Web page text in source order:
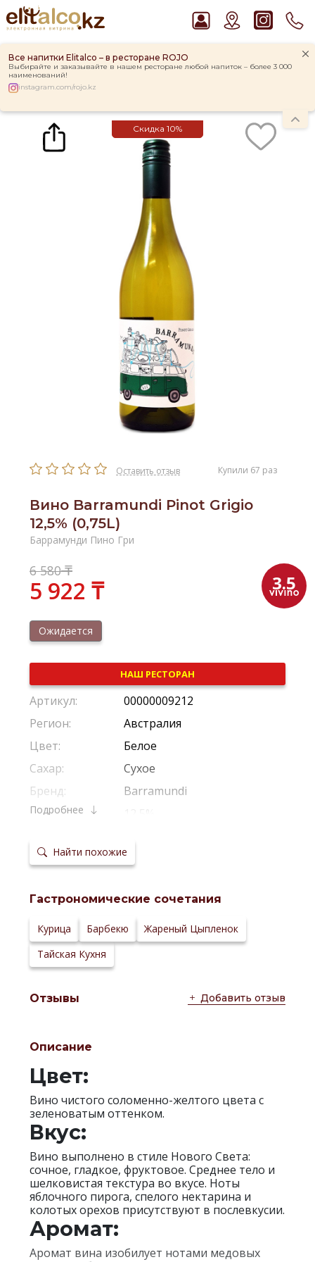
Все напитки Elitalco – в ресторане ROJO
Выбирайте и заказывайте в нашем ресторане любой напиток – более 3 000
наименований!
instagram.com/rojo.kz
Рекомендуем
Водка Smirnoff Red Vodka 37,5%
Джин Gordon`s London Dry Gin 37,5%
Виски Talisker 10 YO Malt 45,8% in Box
Пиво Guinness Draught 4,2% Can
Ром Captain Morgan White 37,5%
Каталог Вино Вино Barramundi Pinot Grigio 12,5% (0,75L)
Скидка 10%
Оставить отзыв Купили 67 раз
Вино Barramundi Pinot Grigio
12,5% (0,75L)
Баррамунди Пино Гри
6 580₸
5 922 ₸ 3.5
Ожидается
НАШ РЕСТОРАН
Артикул:
00000009212
Регион:
Австралия
Цвет:
Белое
Сахар:
Сухое
Бренд:
Barramundi
Крепость:
Виноград:
Пино Гриджио
хранения:
Температура
8–10 °С
Сайт
производителя:
Подробнее
Найти похожие
Гастрономические сочетания
Курица Барбекю
Жареный Цыпленок
Тайская Кухня
Отзывы Добавить отзыв
Описание
Цвет:
Вино чистого соломенно-желтого цвета с
зеленоватым оттенком.
Вкус:
Вино выполнено в стиле Нового Света:
сочное, гладкое, фруктовое. Среднее тело и
шелковистая текстура во вкусе. Ноты
яблочного пирога, спелого нектарина и
колотых орехов присутствуют в послевкусии.
Аромат:
Аромат вина изобилует нотами медовых